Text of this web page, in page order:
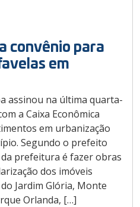
convênio para
em
assinou na última quarta-
a Caixa Econômica
em urbanização
Segundo o prefeito
prefeitura é fazer obras
dos imóveis
Jardim Glória, Monte
Orlanda, […]